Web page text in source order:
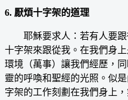
6. 厭煩十字架的道理
耶穌要求人：若有人要跟
十字架來跟從我。在我們身
環境（萬事）讓我們經歷，
靈的呼喚和聖經的光照。似
字架的工作刻劃在我們身上